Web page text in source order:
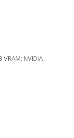
NVIDIA